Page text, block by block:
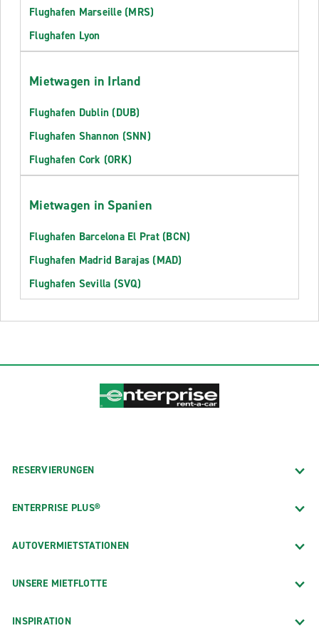
Flughafen Marseille (MRS)
Flughafen Lyon
Mietwagen in Irland
Flughafen Dublin (DUB)
Flughafen Shannon (SNN)
Flughafen Cork (ORK)
Mietwagen in Spanien
Flughafen Barcelona El Prat (BCN)
Flughafen Madrid Barajas (MAD)
Flughafen Sevilla (SVQ)
RESERVIERUNGEN
ENTERPRISE PLUS®
AUTOVERMIETSTATIONEN
UNSERE MIETFLOTTE
INSPIRATION